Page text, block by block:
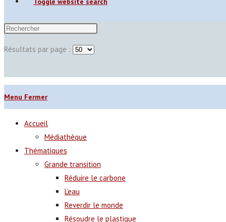
Résultats par page :
Menu Fermer
Accueil
Médiathèque
Thématiques
Grande transition
Réduire le carbone
L’eau
Reverdir le monde
Résoudre le plastique